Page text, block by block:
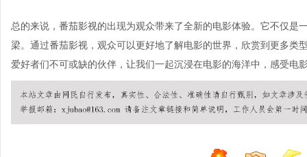
总的来说，番茄影视的出现为观众带来了全新的电影体验。它不仅
梁。通过番茄影视，观众可以更好地了解电影的世界，欣赏到更多类
爱好者们不可或缺的伙伴，让我们一起沉浸在电影的海洋中，感受电